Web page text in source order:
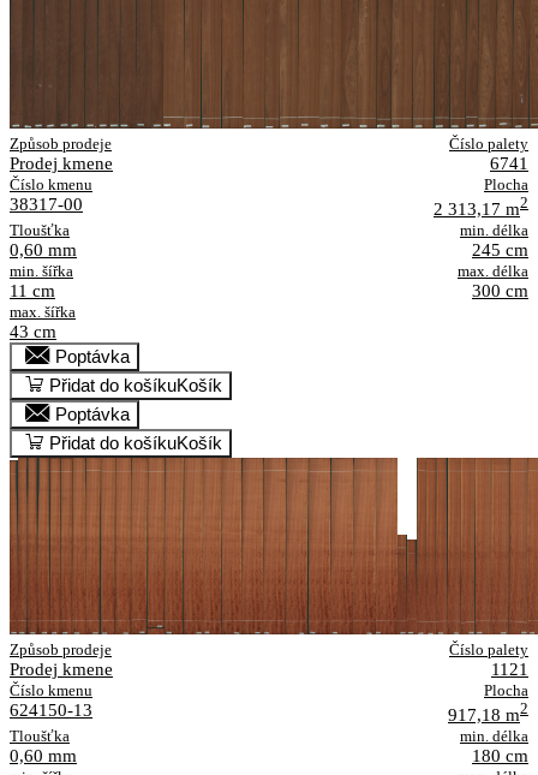
Způsob prodeje
Prodej kmene
Číslo palety
6741
Číslo kmenu
38317-00
Plocha
2 313,17 m2
Tloušťka
0,60 mm
min. délka
245 cm
min. šířka
11 cm
max. délka
300 cm
max. šířka
43 cm
Poptávka
Přidat do košíkuKošík
Poptávka
Přidat do košíkuKošík
Způsob prodeje
Prodej kmene
Číslo palety
1121
Číslo kmenu
624150-13
Plocha
917,18 m2
Tloušťka
0,60 mm
min. délka
180 cm